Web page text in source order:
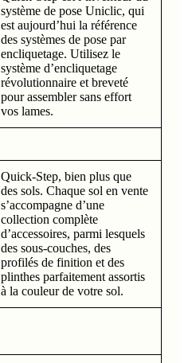
système de pose Uniclic, qui
est aujourd’hui la référence
des systèmes de pose par
encliquetage. Utilisez le
système d’encliquetage
révolutionnaire et breveté
pour assembler sans effort
vos lames.
Quick-Step, bien plus que
des sols. Chaque sol en vente
s’accompagne d’une
collection complète
d’accessoires, parmi lesquels
des sous-couches, des
profilés de finition et des
plinthes parfaitement assortis
à la couleur de votre sol.